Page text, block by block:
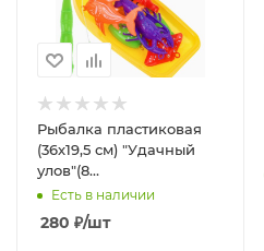
Рыбалка пластиковая
(36х19,5 см) "Удачный
улов"(8
рыб.,удочка,лодка,в
пак.), 2233814
Есть в наличии
280 ₽/шт